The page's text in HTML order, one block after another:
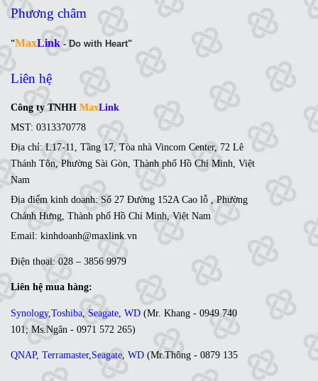
Phương châm
"MaxLink - Do with Heart"
Liên hệ
Công ty TNHH MaxLink
MST: 0313370778
Địa chỉ: L17-11, Tầng 17, Tòa nhà Vincom Center, 72 Lê
Thánh Tôn, Phường Sài Gòn, Thành phố Hồ Chí Minh, Việt
Nam
Địa điểm kinh doanh: Số 27 Đường 152A Cao lỗ , Phường
Chánh Hưng, Thành phố Hồ Chí Minh, Việt Nam
Email: kinhdoanh@maxlink.vn
Điện thoại: 028 – 3856 9979
Liên hệ mua hàng:
Synology, Toshiba, Seagate WD (Mr. Khang - 0949 740
101; Ms.Ngân - 0971 572 265)
QNAP, Terramaster,Seagate, WD (Mr.Thông - 0879 135
Ms. Lan Anh - 0984 441 810)